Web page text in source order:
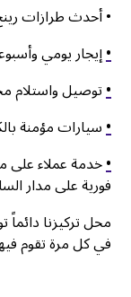
• أحدث طرازات
•إيجار يومي
•توصيل واستلام
•سيارات مؤمنة
•خدمة عملاء على
فورية على مدار
محل تركيزنا دائماً
في كل مرة تقوم